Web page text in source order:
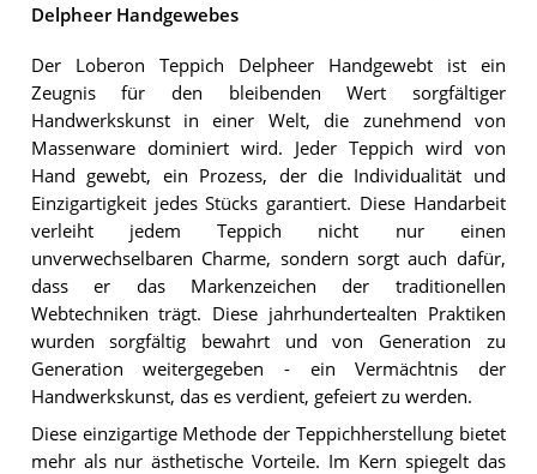
Delpheer Handgewebes
Der Loberon Teppich Delpheer Handgewebt ist ein
Zeugnis für den bleibenden Wert sorgfältiger
Handwerkskunst in einer Welt, die zunehmend von
Massenware dominiert wird. Jeder Teppich wird von
Hand gewebt, ein Prozess, der die Individualität und
Einzigartigkeit jedes Stücks garantiert. Diese Handarbeit
verleiht jedem Teppich nicht nur einen
unverwechselbaren Charme, sondern sorgt auch dafür,
dass er das Markenzeichen der traditionellen
Webtechniken trägt. Diese jahrhundertealten Praktiken
wurden sorgfältig bewahrt und von Generation zu
Generation weitergegeben - ein Vermächtnis der
Handwerkskunst, das es verdient, gefeiert zu werden.
Diese einzigartige Methode der Teppichherstellung bietet
mehr als nur ästhetische Vorteile. Im Kern spiegelt das